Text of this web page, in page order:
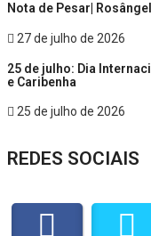
Nota de Pesar|
27 de julho de 2026
25 de julho: Dia
e Caribenha
25 de julho de 2026
REDES SOCIAIS